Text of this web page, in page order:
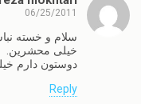
06/25/2011
سلام و خسته
خیلی محشرین.
دوستون دارم
Reply